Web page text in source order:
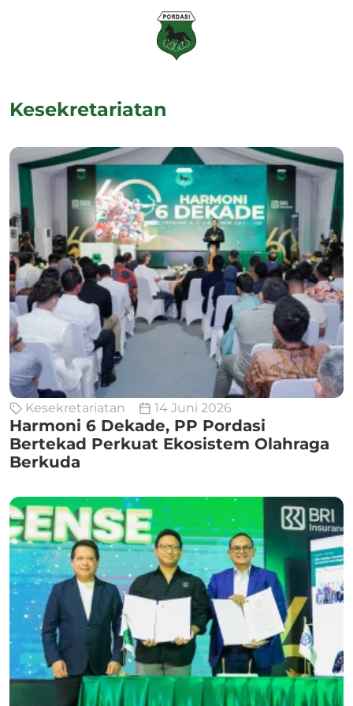
Kesekretariatan
Kesekretariatan 14 Juni 2026
Harmoni 6 Dekade, PP Pordasi
Bertekad Perkuat Ekosistem Olahraga
Berkuda